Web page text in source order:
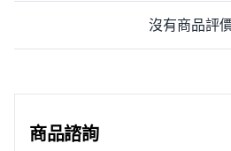
沒有商品評
商品諮詢